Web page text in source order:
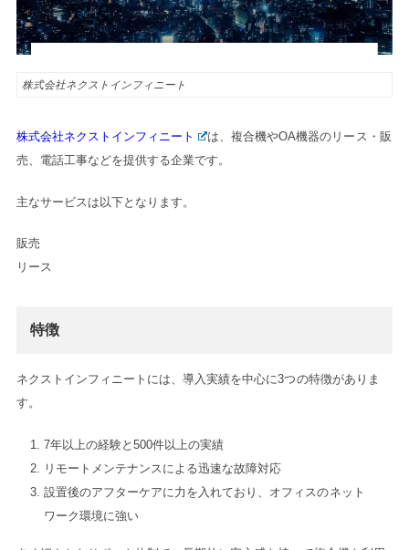
株式会社ネクストインフィニート
株式会社ネクストインフィニート
は、複合機やOA機器のリース・販
売、電話工事などを提供する企業です。
主なサービスは以下となります。
販売
リース
特徴
ネクストインフィニートには、導入実績を中心に3つの特徴がありま
す。
7年以上の経験と500件以上の実績
リモートメンテナンスによる迅速な故障対応
設置後のアフターケアに力を入れており、オフィスのネット
ワーク環境に強い